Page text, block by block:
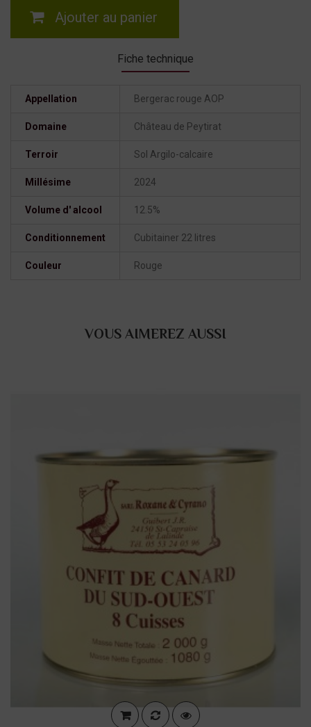
Ajouter au panier
Fiche technique
Appellation Bergerac rouge AOP
Domaine Château de Peytirat
Terroir Sol Argilo-calcaire
Millésime 2024
Volume d' alcool 12.5%
Conditionnement Cubitainer 22 litres
Couleur Rouge
VOUS AIMEREZ AUSSI